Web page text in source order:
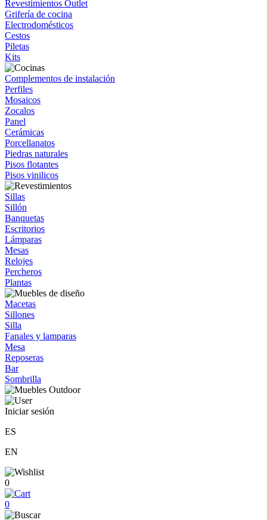
Revestimientos Outlet
Grifería de cocina
Electrodomésticos
Cestos
Piletas
Kits
Complementos de instalación
Perfiles
Mosaicos
Zocalos
Panel
Cerámicas
Porcellanatos
Piedras naturales
Pisos flotantes
Pisos vinilicos
Sillas
Sillón
Banquetas
Escritorios
Lámparas
Mesas
Relojes
Percheros
Plantas
Macetas
Sillones
Silla
Fanales y lamparas
Mesa
Reposeras
Bar
Sombrilla
Iniciar sesión
ES
EN
0
0